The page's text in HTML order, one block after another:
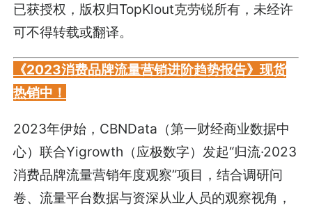
已获授权，版权归TopKlout克劳锐所有，未经许
可不得转载或翻译。
《2023消费品牌流量营销进阶趋势报告》现货
热销中！
2023年伊始，CBNData（第一财经商业数据中
心）联合Yigrowth（应极数字）发起“归流·2023
消费品牌流量营销年度观察”项目，结合调研问
卷、流量平台数据与资深从业人员的观察视角，